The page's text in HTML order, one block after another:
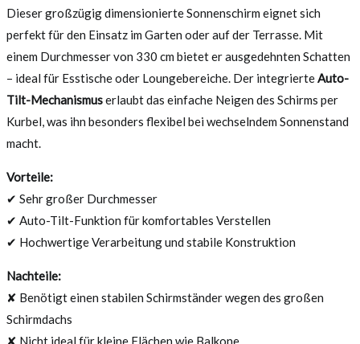
Dieser großzügig dimensionierte Sonnenschirm eignet sich
perfekt für den Einsatz im Garten oder auf der Terrasse. Mit
einem Durchmesser von 330 cm bietet er ausgedehnten Schatten
– ideal für Esstische oder Loungebereiche. Der integrierteAuto-
Tilt-Mechanismuserlaubt das einfache Neigen des Schirms per
Kurbel, was ihn besonders flexibel bei wechselndem Sonnenstand
macht.
Vorteile:
✔ Sehr großer Durchmesser
✔ Auto-Tilt-Funktion für komfortables Verstellen
✔ Hochwertige Verarbeitung und stabile Konstruktion
Nachteile:
✘ Benötigt einen stabilen Schirmständer wegen des großen
Schirmdachs
✘ Nicht ideal für kleine Flächen wie Balkone